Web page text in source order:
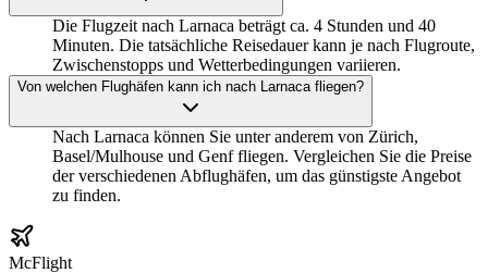
Die Flugzeit nach Larnaca beträgt ca. 4 Stunden und 40
Minuten. Die tatsächliche Reisedauer kann je nach Flugroute,
Zwischenstopps und Wetterbedingungen variieren.
Von welchen Flughäfen kann ich nach Larnaca fliegen?
Nach Larnaca können Sie unter anderem von Zürich,
Basel/Mulhouse und Genf fliegen. Vergleichen Sie die Preise
der verschiedenen Abflughäfen, um das günstigste Angebot
zu finden.
McFlight